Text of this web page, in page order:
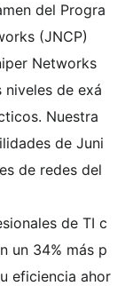
del Progra
(JNCP)
Networks
de exá
Nuestra
de Juni
de redes del
de TI c
un 34% más p
eficiencia ahor